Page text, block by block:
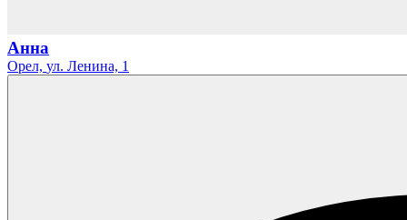
Анна
Орел, ул. Ленина, 1